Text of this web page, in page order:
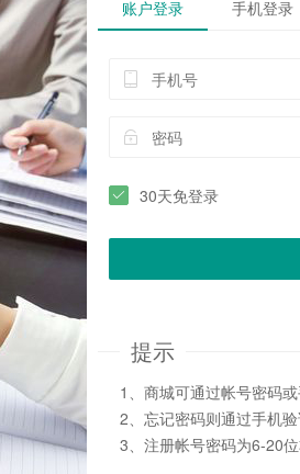
账户登录 手机登录
30天免登录
提示
1、商城可通过帐号密码
2、忘记密码则通过手机
3、注册帐号密码为6-20